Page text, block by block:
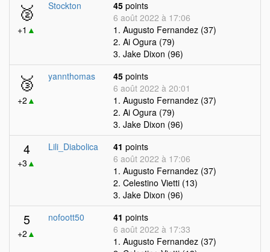
🥈
+1 ▲
Stockton 45 points
6 août 2022 à 17:06
1. Augusto Fernandez (37)
2. Ai Ogura (79)
3. Jake Dixon (96)
🥉
+2 ▲
yannthomas 45 points
6 août 2022 à 20:01
1. Augusto Fernandez (37)
2. Ai Ogura (79)
3. Jake Dixon (96)
4
+3 ▲
Lili_Diabolica 41 points
6 août 2022 à 17:06
1. Augusto Fernandez (37)
2. Celestino Vietti (13)
3. Jake Dixon (96)
5
+2 ▲
nofoott50 41 points
6 août 2022 à 17:33
1. Augusto Fernandez (37)